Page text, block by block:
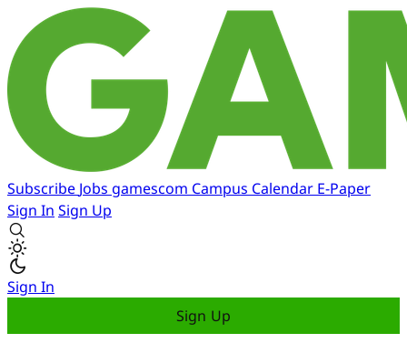
Subscribe Jobs gamescom Campus Calendar E-Paper
Sign In Sign Up
Sign In
Sign Up